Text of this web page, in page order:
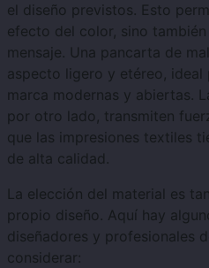
el diseño previstos. Esto
efecto del color, sino también
mensaje. Una pancarta de
aspecto ligero y etéreo, ideal
marca modernas y abiertas.
por otro lado, transmiten
que las impresiones textiles
de alta calidad.
La elección del material es
propio diseño. Aquí hay
diseñadores y profesionales
considerar: